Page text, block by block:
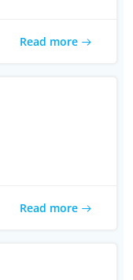
Read more
Read more